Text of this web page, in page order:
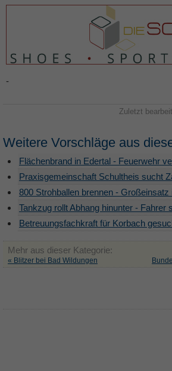
-
Zuletzt
Weitere Vorschläge aus
Flächenbrand in Edertal - Feuerwehr
Praxisgemeinschaft Schultheis sucht
800 Strohballen brennen - Großeinsatz
Tankzug rollt Abhang hinunter - Fahrer
Betreuungsfachkraft für Korbach
Mehr aus dieser Kategorie:
« Blitzer bei Bad Wildungen